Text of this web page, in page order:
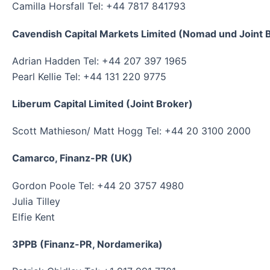
Camilla Horsfall Tel: +44 7817 841793
Cavendish Capital Markets Limited (Nomad und Joint
Adrian Hadden Tel: +44 207 397 1965
Pearl Kellie Tel: +44 131 220 9775
Liberum Capital Limited (Joint Broker)
Scott Mathieson/ Matt Hogg Tel: +44 20 3100 2000
Camarco, Finanz-PR (UK)
Gordon Poole Tel: +44 20 3757 4980
Julia Tilley
Elfie Kent
3PPB (Finanz-PR, Nordamerika)